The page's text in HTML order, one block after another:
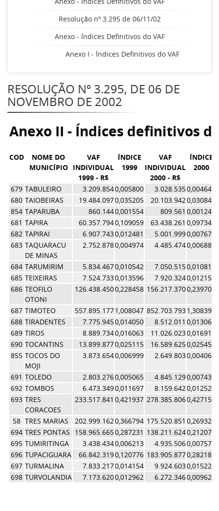
Resolução nº 3.295 de 06/11/02
Anexo - Índices Definitivos do VAF
Anexo I - Índices Definitivos do VAF
RESOLUÇÃO Nº 3.295, DE 06 DE
NOVEMBRO DE 2002
Anexo II - Índices definitivos
COD
NOME DO
MUNICÍPIO
VAF
INDIVIDUAL
1999 - R$
ÍNDICE
1999
VAF
INDIVIDUAL
2000 - R$
ÍNDICE
2000
679 TABULEIRO 3.209.8540,005800 3.028.5350,004647
680 TAIOBEIRAS 19.484.0970,035205 20.103.9420,030848
854 TAPARUBA 860.1440,001554 809.561 0,001242
681 TAPIRA 60.357.7940,109059 63.438.261 0,097340
682 TAPIRAI 6.907.7430,012481 5.001.9990,007675
683 TAQUARACU
DE MINAS
2.752.8780,004974 4.485.4740,006883
684 TARUMIRIM 5.834.4670,010542 7.050.5150,010818
685 TEIXEIRAS 7.524.7330,013596 7.920.3240,012153
686 TEOFILO
OTONI
126.438.4500,228458 156.217.3700,239702
687 TIMOTEO 557.895.1771,008047 852.703.7931,308397
688 TIRADENTES 7.775.9450,014050 8.512.011 0,013061
689 TIROS 8.889.7340,016063 11.026.0230,016918
690 TOCANTINS 13.899.8770,025115 16.589.6250,025455
855 TOCOS DO
MOJI
3.873.6540,006999 2.649.8030,004066
691 TOLEDO 2.803.2760,005065 4.845.1290,007434
692 TOMBOS 6.473.3490,011697 8.159.6420,012520
693 TRES
CORACOES
233.517.841 0,421937 278.385.8060,427158
58 TRES MARIAS 202.999.1620,366794 175.520.851 0,269321
694 TRES PONTAS 158.965.6650,287231 138.211.6240,212073
695 TUMIRITINGA 3.438.4340,006213 4.935.5060,007573
696 TUPACIGUARA 66.842.3190,120776 183.905.8770,282187
697 TURMALINA 7.833.2170,014154 9.924.6030,015228
698 TURVOLANDIA 7.173.6200,012962 6.272.3460,009624